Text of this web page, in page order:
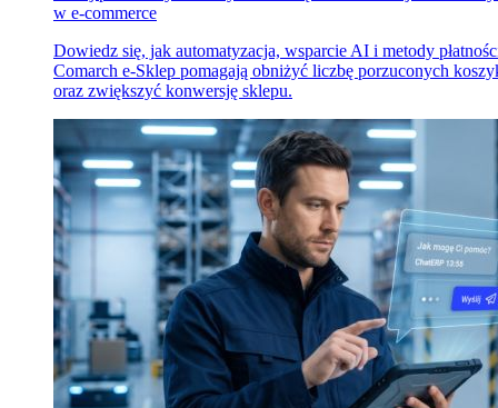
w e-commerce
Dowiedz się, jak automatyzacja, wsparcie AI i metody
Comarch e-Sklep pomagają obniżyć liczbę porzuconych
oraz zwiększyć konwersję sklepu.